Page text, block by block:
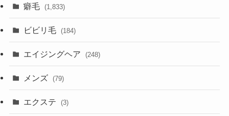
癖毛 (1,833)
ビビリ毛 (184)
エイジングヘア (248)
メンズ (79)
エクステ (3)